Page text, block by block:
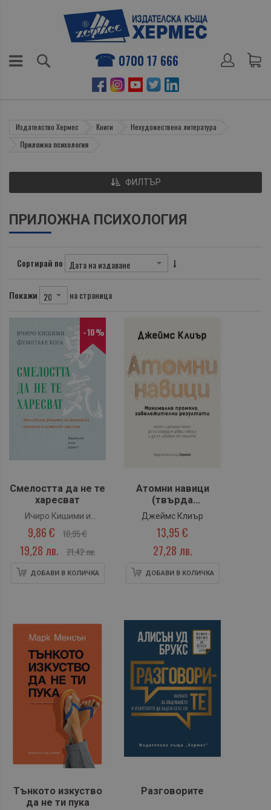
0700 17 666
Издателство Хермес Книги
Нехудожествена литература
Приложна психология
ПРИЛОЖНА ПСИХОЛОГИЯ
Сортирай по
Покажи на страница
-10%
Смелостта да не те
харесват
Ичиро Кишими и
Фумитаке Кога
9,86 € 10,95 €
19,28 лв. 21,42 лв.
ДОБАВИ В КОЛИЧКА
Атомни навици
(твърда
подвързия)
Джеймс Клиър
13,95 €
27,28 лв.
ДОБАВИ В КОЛИЧКА
Тънкото изкуство
да не ти пука
Разговорите
ФИЛТЪР